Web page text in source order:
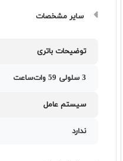
سایر مشخصات
توضیحات باتری
3 سلولی 59 وات‌ساعت
سیستم عامل
ندارد